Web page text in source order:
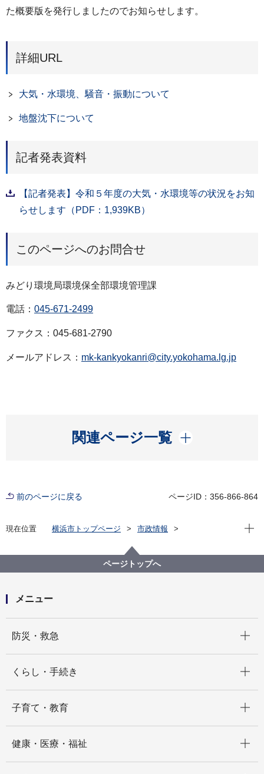
た概要版を発行しましたのでお知らせします。
詳細URL
大気・水環境、騒音・振動について
地盤沈下について
記者発表資料
【記者発表】令和５年度の大気・水環境等の状況をお知
らせします（PDF：1,939KB）
このページへのお問合せ
みどり環境局環境保全部環境管理課
電話： 045-671-2499
ファクス：045-681-2790
メールアドレス： mk-kankyokanri@city.yokohama.lg.jp
関連ページ一覧
開く
前のページに戻る ページID：356-866-864
現在位置 横浜市トップページ
市政情報
令和５年度の大気・水環境等の状況をお知らせします
現在
ページトップへ
メニュー
防災・救急
くらし・手続き
子育て・教育
健康・医療・福祉